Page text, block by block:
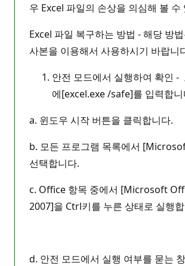
우 Excel 파일의 손상을 의심해 볼 수
Excel 파일 복구하는 방법 - 해당 방
사본을 이용해서 사용하시기 바랍니
안전 모드에서 실행하여 확인 -
에[excel.exe /safe]를 입력합니
a. 윈도우 시작 버튼을 클릭합니다.
b. 모든 프로그램 목록에서
선택합니다.
c. Office 항목 중에서 [Microsoft
2007]을 Ctrl키를 누른 상태로 실행
d. 안전 모드에서 실행 여부를 묻는